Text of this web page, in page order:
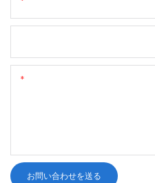
お問い合わせを送る